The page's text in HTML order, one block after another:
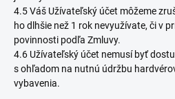
4.5 Váš Užívateľský účet môžeme
ho dlhšie než 1 rok nevyužívate, či v
povinnosti podľa Zmluvy.
4.6 Užívateľský účet nemusí byť
s ohľadom na nutnú údržbu
vybavenia.